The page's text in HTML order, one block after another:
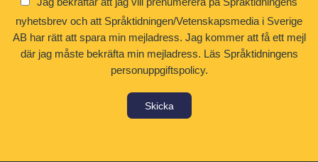
nyhetsbrev och att Språktidningen/Vetenskapsmedia i Sverige
AB har rätt att spara min mejladress. Jag kommer att få ett mejl
där jag måste bekräfta min mejladress. Läs Språktidningens
personuppgiftspolicy.
Skicka